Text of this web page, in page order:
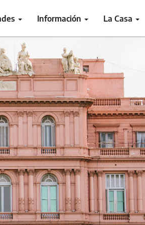
Información La Casa